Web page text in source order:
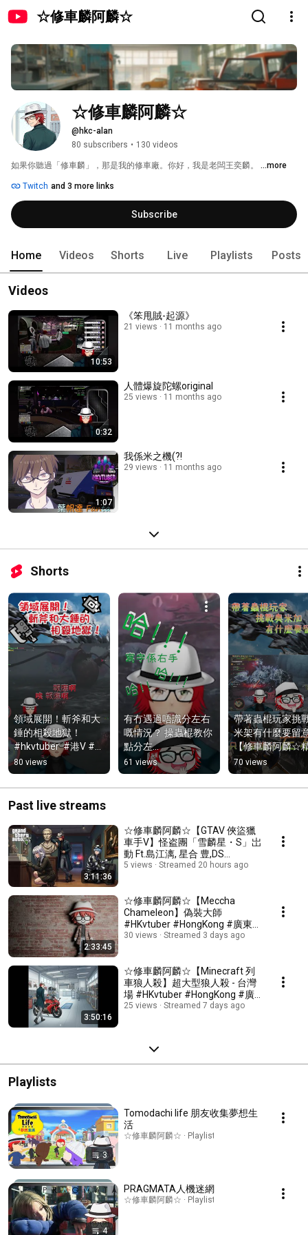
☆修車麟阿麟☆
☆修車麟阿麟☆
@hkc-alan
80 subscribers • 130 videos
如果你聽過「修車麟」，那是我的修車廠。你好，我是老闆王奕麟。 ...more
Twitch and 3 more links
Subscribe
Home Videos Shorts Live Playlists Posts
Videos
10:53
《笨甩賊-起源》
21 views 11 months ago
0:32
人體爆旋陀螺original
25 views 11 months ago
1:07
我係米之機(?!
29 views 11 months ago
Shorts
領域展開！斬斧和大
錘的相殺地獄！
#hkvtuber  #港V #粵
語 #mhwilds
80 views
有冇遇過唔識分左右
嘅情況？ 操蟲棍教你
點分左
右！！⁠#hkvtuber  #
港V #粵語 #mhwilds
#hkvtuber精華
61 views
帶著蟲棍玩家挑
米架有什麼要留
【修車麟阿麟☆
#廣東話 #粵語
70 views
Past live streams
3:11:36
☆修車麟阿麟☆【GTAV 俠盜獵
車手V】怪盗團「雪麟星・S」岀
動 Ft.島江漓, 星合 豊,DS
#HKvtuber #HongKong #廣東
5 views Streamed 20 hours ago
2:33:45
☆修車麟阿麟☆【Meccha
Chameleon】偽裝大師
#HKvtuber #HongKong #廣東
話 #粵語
30 views Streamed 3 days ago
3:50:16
☆修車麟阿麟☆【Minecraft 列
車狼人殺】超大型狼人殺 - 台灣
場 #HKvtuber #HongKong #廣
東話 #粵語 #minecraft
25 views Streamed 7 days ago
Playlists
3
Tomodachi life 朋友收集夢想生
活
☆修車麟阿麟☆ · Playlist
4
PRAGMATA人機迷網
☆修車麟阿麟☆ · Playlist